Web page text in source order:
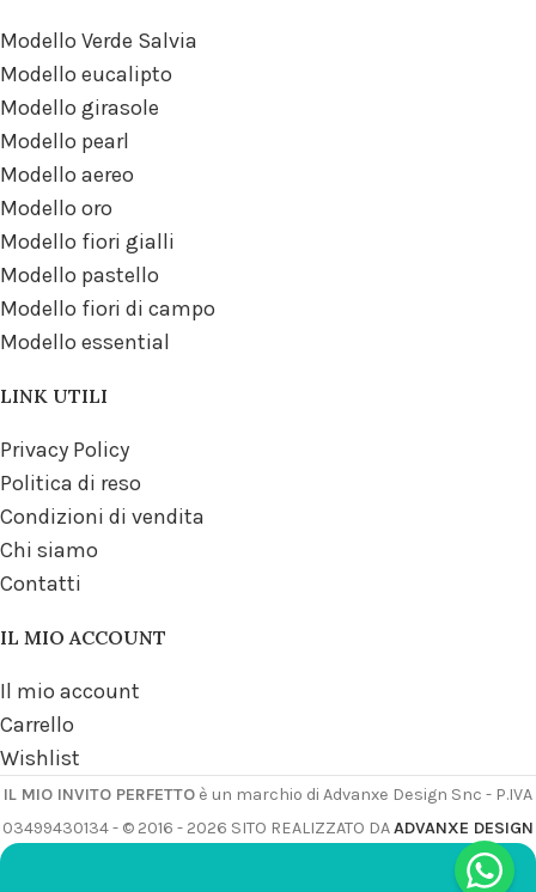
Modello Verde Salvia
Modello eucalipto
Modello girasole
Modello pearl
Modello aereo
Modello oro
Modello fiori gialli
Modello pastello
Modello fiori di campo
Modello essential
LINK UTILI
Privacy Policy
Politica di reso
Condizioni di vendita
Chi siamo
Contatti
IL MIO ACCOUNT
Il mio account
Carrello
Wishlist
IL MIO INVITO PERFETTO è un marchio di Advanxe Design Snc - P.IVA
03499430134 - © 2016 - 2026 SITO REALIZZATO DAADVANXE DESIGN